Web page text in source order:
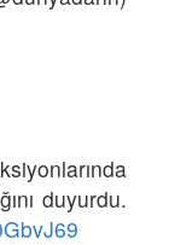
duyurdu.